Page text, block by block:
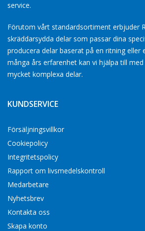
service.
Förutom vårt standardsortiment erbjuder
skräddarsydda delar som passar dina
producera delar baserat på en ritning eller
många års erfarenhet kan vi hjälpa till
mycket komplexa delar.
KUNDSERVICE
Försäljningsvillkor
Cookiepolicy
Integritetspolicy
Rapport om livsmedelskontroll
Medarbetare
Nyhetsbrev
Kontakta oss
Skapa konto